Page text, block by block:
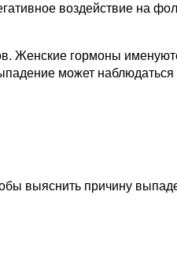
воздействие на
Женские гормоны
может наблюдаться
выяснить причину